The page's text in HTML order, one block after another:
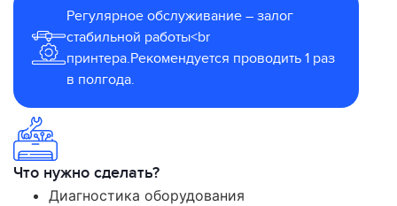
Регулярное обслуживание – залог
стабильной работы<br
принтера.Рекомендуется проводить 1 раз
в полгода.
Что нужно сделать?
Диагностика оборудования